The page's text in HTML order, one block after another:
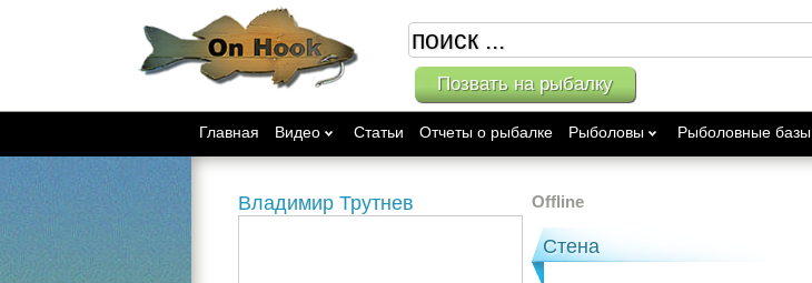
Позвать на рыбалку
Главная Видео Статьи Отчеты о рыбалке Рыболовы Рыболовные базы
Владимир Трутнев Offline
Стена